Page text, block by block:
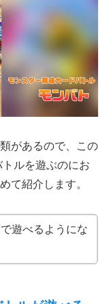
があるので、この
ルを遊ぶのにお
て紹介します。
遊べるようにな